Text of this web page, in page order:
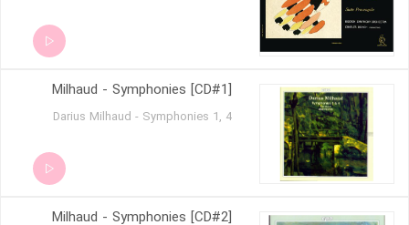
Milhaud - Symphonies [CD#1]
Darius Milhaud - Symphonies 1, 4
Milhaud - Symphonies [CD#2]